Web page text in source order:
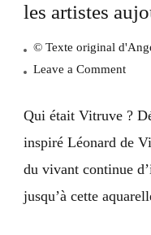
les artistes
© Texte original
Leave a Commenton
:
Qui était Vitruve ?
inspiré Léonard de
du vivant continue
jusqu’à cette